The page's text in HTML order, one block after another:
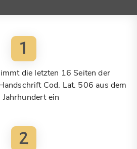
1
die letzten 16 Seiten der
Cod. Lat. 506 aus dem
Jahrhundert ein
2